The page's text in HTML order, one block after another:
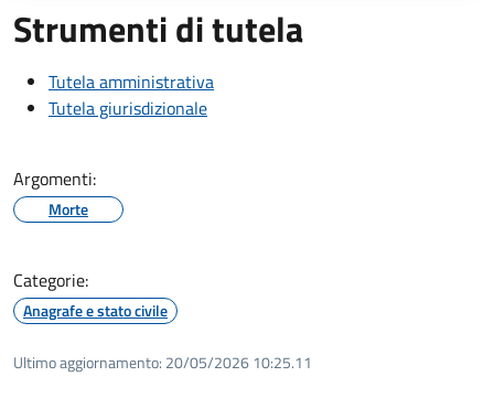
Strumenti di tutela
Tutela amministrativa
Tutela giurisdizionale
Argomenti:
Morte
Categorie:
Anagrafe e stato civile
Ultimo aggiornamento: 20/05/2026 10:25.11